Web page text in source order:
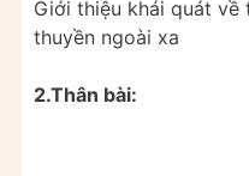
Giới thiệu khái quát về
thuyền ngoài xa
2.Thân bài: